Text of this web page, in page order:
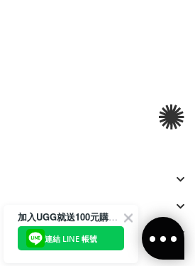
加入UGG就送100元購物金
連結 LINE 帳號